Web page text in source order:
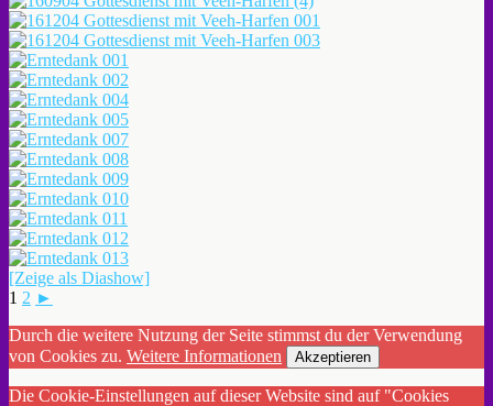
[Zeige als Diashow]
1 2 ►
Durch die weitere Nutzung der Seite stimmst du der Verwendung
von Cookies zu. Weitere Informationen Akzeptieren
Die Cookie-Einstellungen auf dieser Website sind auf "Cookies